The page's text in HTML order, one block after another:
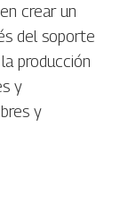
crear un
del soporte
producción
y
y